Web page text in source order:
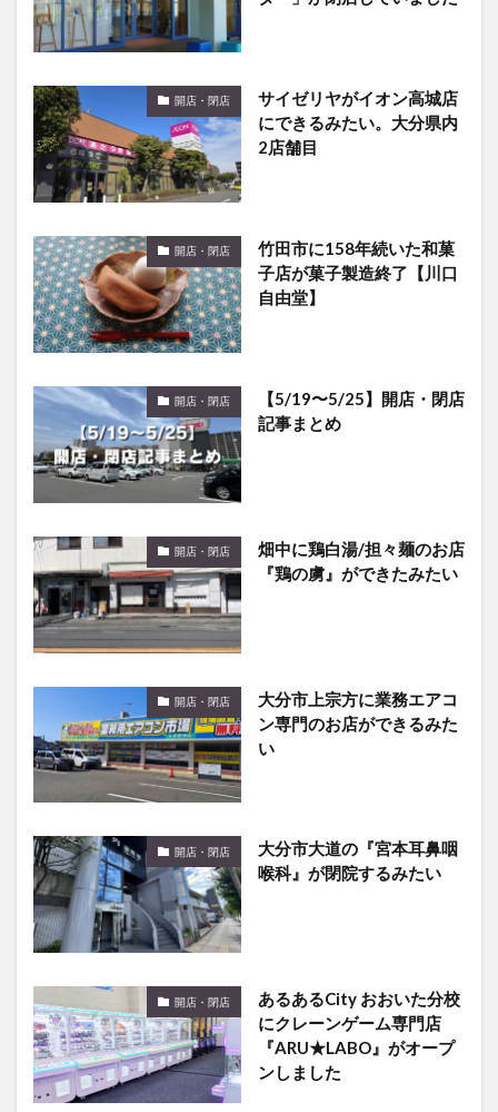
開店・閉店
サイゼリヤがイオン高城店
にできるみたい。大分県内
2店舗目
開店・閉店
竹田市に158年続いた和菓
子店が菓子製造終了【川口
自由堂】
開店・閉店
【5/19〜5/25】開店・閉店
記事まとめ
開店・閉店
畑中に鶏白湯/担々麺のお店
『鶏の虜』ができたみたい
開店・閉店
大分市上宗方に業務エアコ
ン専門のお店ができるみた
い
開店・閉店
大分市大道の『宮本耳鼻咽
喉科』が閉院するみたい
開店・閉店
あるあるCity おおいた分校
にクレーンゲーム専門店
『ARU★LABO』がオープ
ンしました